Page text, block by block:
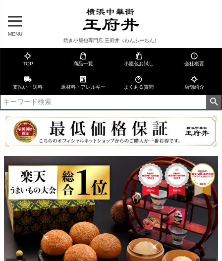
MENU
焼き小籠包専門店 王府井（わんふーちん）
TOP 商品一覧 小籠包お試し 会社概要
支払い・送料 原材料・アレルギー よくある質問 店舗紹介